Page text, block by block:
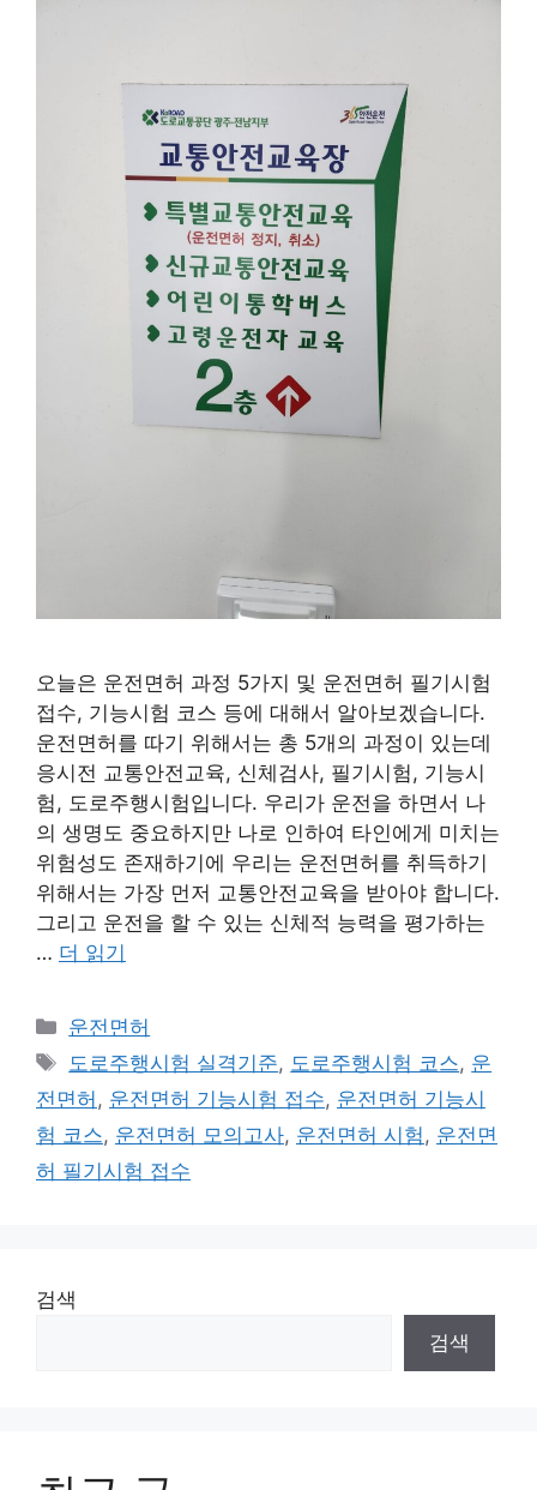
오늘은 운전면허 과정 5가지 및 운전면허 필기시험
접수, 기능시험 코스 등에 대해서 알아보겠습니다.
운전면허를 따기 위해서는 총 5개의 과정이 있는데
응시전 교통안전교육, 신체검사, 필기시험, 기능시
험, 도로주행시험입니다. 우리가 운전을 하면서 나
의 생명도 중요하지만 나로 인하여 타인에게 미치는
위험성도 존재하기에 우리는 운전면허를 취득하기
위해서는 가장 먼저 교통안전교육을 받아야 합니다.
그리고 운전을 할 수 있는 신체적 능력을 평가하는
… 더 읽기
카
테
리
운전면허
태
그
도로주행시험 실격기준, 도로주행시험 코스, 운
전면허 , 운전면허 기능시험 접수, 운전면허 기능시
험 코스, 운전면허 모의고사, 운전면허 시험 , 운전면
허 필기시험 접수
검색
검색